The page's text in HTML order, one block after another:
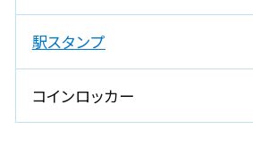
駅スタンプ
コインロッカー